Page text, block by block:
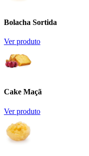
Bolacha Sortida
Ver produto
Cake Maçã
Ver produto